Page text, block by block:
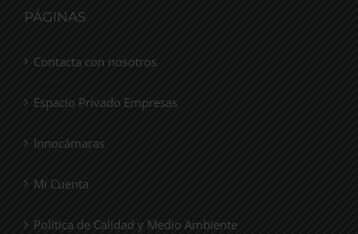
PÁGINAS
Contacta con nosotros
Espacio Privado Empresas
Innocámaras
Mi Cuenta
Política de Calidad y Medio Ambiente